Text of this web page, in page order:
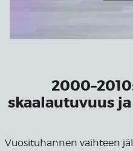
skaalautuvuus
Vuosituhannen vaihteen